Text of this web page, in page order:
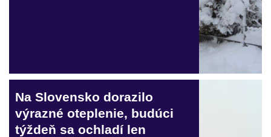
Na Slovensko dorazilo
výrazné oteplenie, budúci
týždeň sa ochladí len